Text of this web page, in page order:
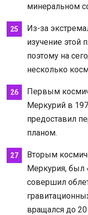
минеральном
Из-за
изучение этой
поэтому на
несколько
Первым
Меркурий в
предоставил
планом.
Вторым
Меркурия, был
совершил
вращался до